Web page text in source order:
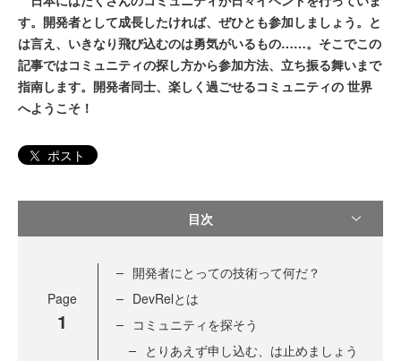
す。開発者として成長したければ、ぜひとも参加しましょう。と
は言え、いきなり飛び込むのは勇気がいるもの……。そこでこの
記事ではコミュニティの探し方から参加方法、立ち振る舞いまで
指南します。開発者同士、楽しく過ごせるコミュニティの 世界
へようこそ！
ポスト
目次
Page
1
開発者にとっての技術って何だ？
DevRelとは
コミュニティを探そう
とりあえず申し込む、は止めましょう